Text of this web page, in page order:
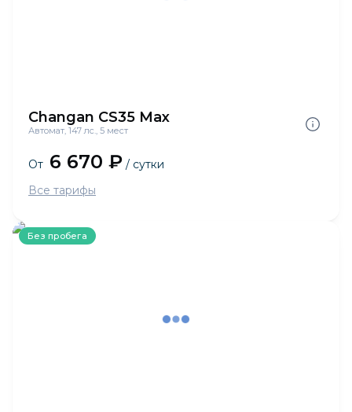
Changan CS35 Max
Автомат, 147 лс., 5 мест
От 6 670 ₽ / сутки
Все тарифы
Без пробега